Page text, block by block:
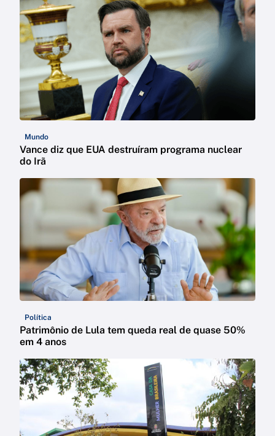
Mundo
Vance diz que EUA destruíram programa nuclear
do Irã
Política
Patrimônio de Lula tem queda real de quase 50%
em 4 anos